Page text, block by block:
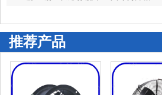
推荐产品